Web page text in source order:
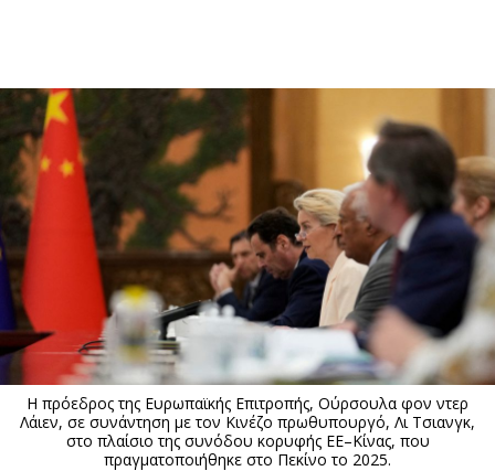
ΚΑΤΗΓΟΡΙΕΣ ΣΥΝΔΕΣΗ
Κύπρος
Παιδεία
Πολιτική
Βουλευτικές 2026
Εκλογές 2024
Προεδρικές 2023
Δημοσκοπήσεις
Απόψεις
Αρθρογραφία
The Hill
Υγεία
Αγγελίες
Ενοικιάζονται
Πωλούνται
Ζητούν εργασία
Η πρόεδρος της Ευρωπαϊκής Επιτροπής, Ούρσουλα φον ντερ
Λάιεν, σε συνάντηση με τον Κινέζο πρωθυπουργό, Λι Τσιανγκ,
στο πλαίσιο της συνόδου κορυφής ΕΕ–Κίνας, που
πραγματοποιήθηκε στο Πεκίνο το 2025.